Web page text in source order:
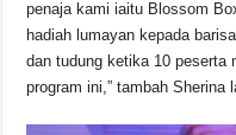
penaja kami iaitu Blossom
hadiah lumayan kepada
dan tudung ketika 10 peserta
program ini,” tambah Sherina